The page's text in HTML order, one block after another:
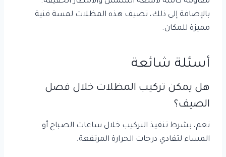
بالإضافة إلى ذلك، تضيف هذه المظلات لمسة فنية
مميزة للمكان.
أسئلة شائعة
هل يمكن تركيب المظلات خلال فصل
الصيف؟
نعم، بشرط تنفيذ التركيب خلال ساعات الصباح أو
المساء لتفادي درجات الحرارة المرتفعة.